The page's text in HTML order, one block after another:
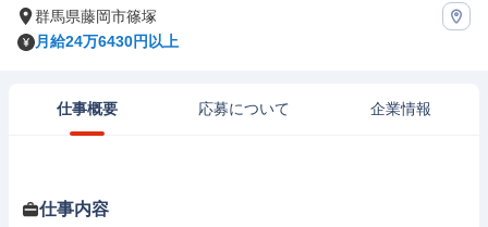
群馬県藤岡市篠塚
月給24万6430円以上
仕事概要 応募について 企業情報
仕事内容